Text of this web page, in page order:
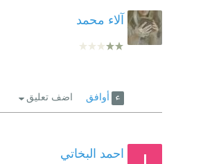
آلاء محمد
أوافق اضف تعليق
احمد البخاتي